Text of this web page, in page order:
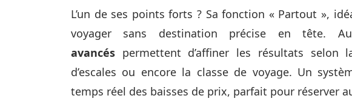
L’un de ses points forts ? Sa fonction « Partout »,
voyager sans destination précise en tête.
avancéspermettent d’affiner les résultats selon
d’escales ou encore la classe de voyage. Un
temps réel des baisses de prix, parfait pour réserver